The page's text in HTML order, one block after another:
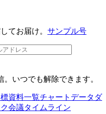
てお届け。 サンプル号
いつでも解除できます。
資料一覧チャートデータ ダ
会議タイムライン